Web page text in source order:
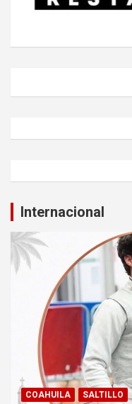
Internacional
COAHUILA SALTILLO